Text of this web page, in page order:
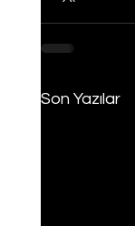
Son Yazılar